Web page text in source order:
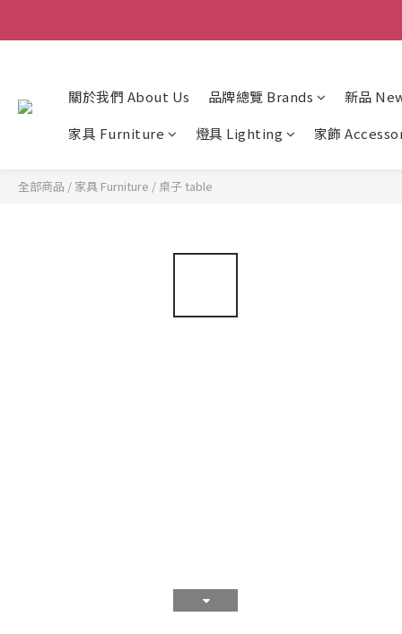
關於我們 About Us 品牌總覽 Brands
新品
家具 Furniture
燈具 Lighting 家飾
全部商品 / 家具 Furniture / 桌子 table